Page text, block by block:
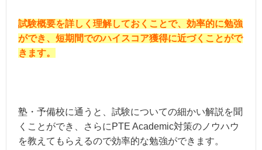
試験概要を詳しく理解しておくことで、効率的に勉強
ができ、短期間でのハイスコア獲得に近づくことがで
きます。
塾・予備校に通うと、試験についての細かい解説を聞
くことができ、さらにPTE Academic対策のノウハウ
を教えてもらえるので効率的な勉強ができます。